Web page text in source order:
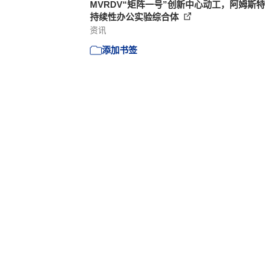
MVRDV“矩阵一号”创新中心动工，阿姆斯
持续性办公实验综合体
资讯
添加书签